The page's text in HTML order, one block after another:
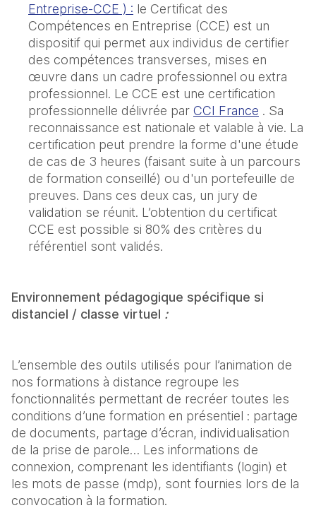
Entreprise-CCE ) : le Certificat des
Compétences en Entreprise (CCE) est un
dispositif qui permet aux individus de certifier
des compétences transverses, mises en
œuvre dans un cadre professionnel ou extra
professionnel. Le CCE est une certification
professionnelle délivrée par CCI France . Sa
reconnaissance est nationale et valable à vie. La
certification peut prendre la forme d'une étude
de cas de 3 heures (faisant suite à un parcours
de formation conseillé) ou d'un portefeuille de
preuves. Dans ces deux cas, un jury de
validation se réunit. L’obtention du certificat
CCE est possible si 80% des critères du
référentiel sont validés.
Environnement pédagogique spécifique si
distanciel / classe virtuel :
L’ensemble des outils utilisés pour l’animation de
nos formations à distance regroupe les
fonctionnalités permettant de recréer toutes les
conditions d’une formation en présentiel : partage
de documents, partage d’écran, individualisation
de la prise de parole… Les informations de
connexion, comprenant les identifiants (login) et
les mots de passe (mdp), sont fournies lors de la
convocation à la formation.